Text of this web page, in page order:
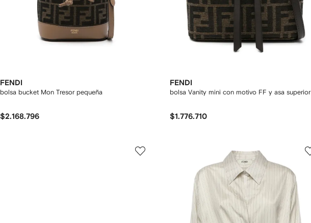
FENDI
bolsa bucket Mon Tresor pequeña
$2.168.796
FENDI
bolsa Vanity mini con motivo FF y asa superior
$1.776.710